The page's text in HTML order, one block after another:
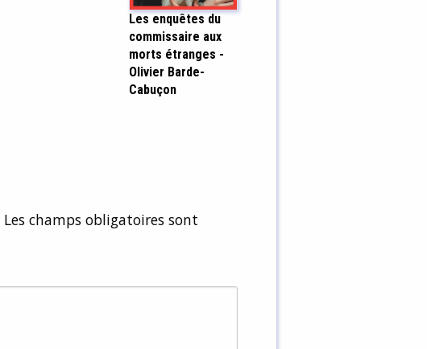
Les enquêtes du
commissaire aux
morts étranges -
Olivier Barde-
Cabuçon
Les champs obligatoires sont